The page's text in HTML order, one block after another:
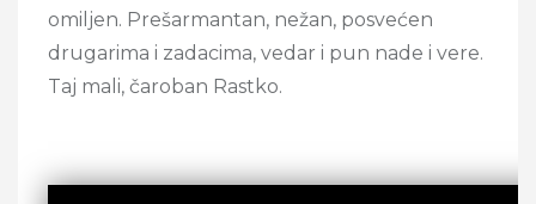
omiljen. Prešarmantan, nežan, posvećen
drugarima i zadacima, vedar i pun nade i vere.
Taj mali, čaroban Rastko.